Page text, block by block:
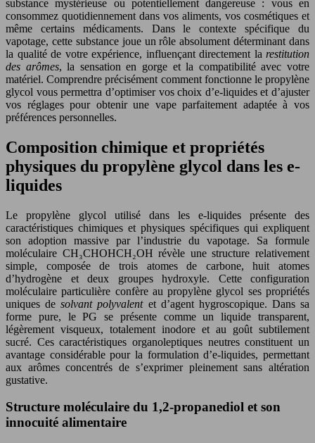
substance mystérieuse ou potentiellement dangereuse : vous en
consommez quotidiennement dans vos aliments, vos cosmétiques et
même certains médicaments. Dans le contexte spécifique du
vapotage, cette substance joue un rôle absolument déterminant dans
la qualité de votre expérience, influençant directement la restitution
des arômes, la sensation en gorge et la compatibilité avec votre
matériel. Comprendre précisément comment fonctionne le propylène
glycol vous permettra d’optimiser vos choix d’e-liquides et d’ajuster
vos réglages pour obtenir une vape parfaitement adaptée à vos
préférences personnelles.
Composition chimique et propriétés
physiques du propylène glycol dans les e-
liquides
Le propylène glycol utilisé dans les e-liquides présente des
caractéristiques chimiques et physiques spécifiques qui expliquent
son adoption massive par l’industrie du vapotage. Sa formule
moléculaire CH₃CHOHCH₂OH révèle une structure relativement
simple, composée de trois atomes de carbone, huit atomes
d’hydrogène et deux groupes hydroxyle. Cette configuration
moléculaire particulière confère au propylène glycol ses propriétés
uniques desolvant polyvalentet d’agent hygroscopique. Dans sa
forme pure, le PG se présente comme un liquide transparent,
légèrement visqueux, totalement inodore et au goût subtilement
sucré. Ces caractéristiques organoleptiques neutres constituent un
avantage considérable pour la formulation d’e-liquides, permettant
aux arômes concentrés de s’exprimer pleinement sans altération
gustative.
Structure moléculaire du 1,2-propanediol et son
innocuité alimentaire